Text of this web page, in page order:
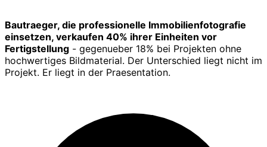
Bautraeger, die professionelle Immobilienfotografie
einsetzen, verkaufen 40% ihrer Einheiten vor
Fertigstellung - gegenueber 18% bei Projekten ohne
hochwertiges Bildmaterial. Der Unterschied liegt nicht im
Projekt. Er liegt in der Praesentation.